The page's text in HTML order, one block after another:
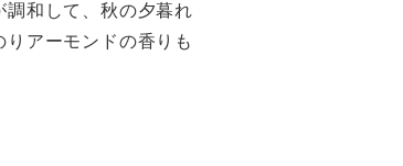
調和して、秋の夕暮れ
アーモンドの香りも